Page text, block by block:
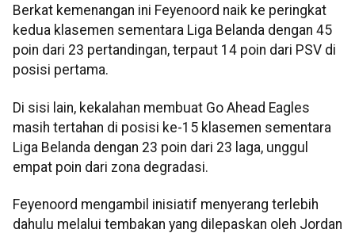
Berkat kemenangan ini Feyenoord naik ke peringkat
kedua klasemen sementara Liga Belanda dengan 45
poin dari 23 pertandingan, terpaut 14 poin dari PSV di
posisi pertama.
Di sisi lain, kekalahan membuat Go Ahead Eagles
masih tertahan di posisi ke-15 klasemen sementara
Liga Belanda dengan 23 poin dari 23 laga, unggul
empat poin dari zona degradasi.
Feyenoord mengambil inisiatif menyerang terlebih
dahulu melalui tembakan yang dilepaskan oleh Jordan